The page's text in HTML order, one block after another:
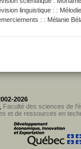
linguistique : :
: : Mélanie
2026
Faculté des sciences de
et de ressources en